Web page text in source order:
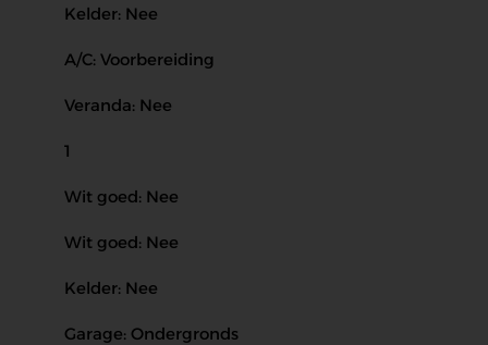
Kelder: Nee
A/C: Voorbereiding
Veranda: Nee
1
Wit goed: Nee
Wit goed: Nee
Kelder: Nee
Garage: Ondergronds